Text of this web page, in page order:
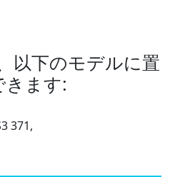
以下のモデルに置
きます:
371,